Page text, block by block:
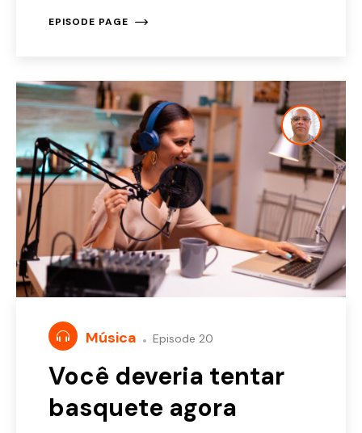
EPISODE PAGE
Música Episode 20
Você deveria tentar
basquete agora